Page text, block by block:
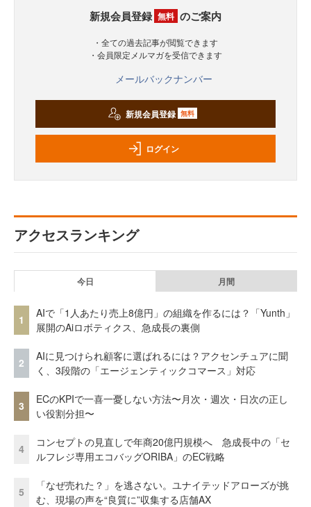
新規会員登録 無料 のご案内
・全ての過去記事が閲覧できます
・会員限定メルマガを受信できます
メールバックナンバー
新規会員登録 無料
ログイン
アクセスランキング
今日 月間
1
AIで「1人あたり売上8億円」の組織を作るには？「Yunth」
展開のAiロボティクス、急成長の裏側
2
AIに見つけられ顧客に選ばれるには？アクセンチュアに聞
く、3段階の「エージェンティックコマース」対応
3
ECのKPIで一喜一憂しない方法〜月次・週次・日次の正し
い役割分担〜
4
コンセプトの見直しで年商20億円規模へ 急成長中の「セ
ルフレジ専用エコバッグORIBA」のEC戦略
5
「なぜ売れた？」を逃さない。ユナイテッドアローズが挑
む、現場の声を“良質に”収集する店舗AX